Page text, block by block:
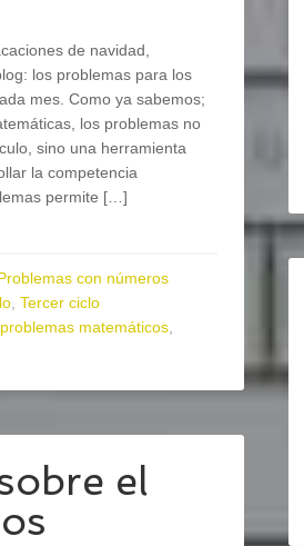
de navidad,
los problemas para los
mes. Como ya sabemos;
los problemas no
sino una herramienta
la competencia
permite […]
con números
Tercer ciclo
problemas matemáticos
el